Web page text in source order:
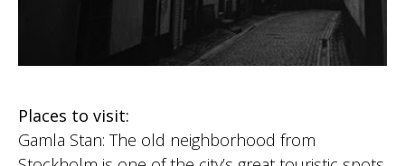
Places to visit:
Gamla Stan: The old neighborhood from